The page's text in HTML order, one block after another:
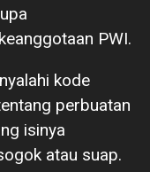
PWI.
kode
perbuatan
isinya
atau suap.